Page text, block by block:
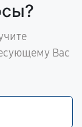
Вас